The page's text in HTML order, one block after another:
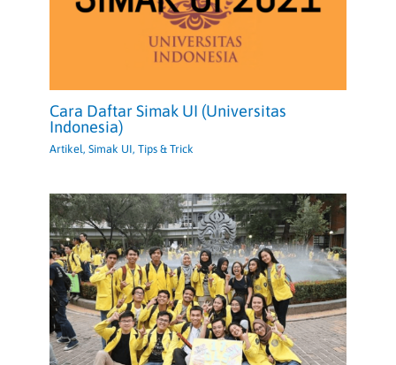
Cara Daftar Simak UI (Universitas
Indonesia)
Artikel,Simak UI,Tips & Trick